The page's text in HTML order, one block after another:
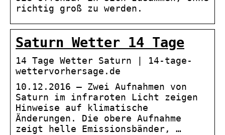
richtig groß zu werden.
Saturn Wetter 14 Tage
14 Tage Wetter Saturn | 14-tage-
wettervorhersage.de
10.12.2016 — Zwei Aufnahmen von
Saturn im infraroten Licht zeigen
Hinweise auf klimatische
Änderungen. Die obere Aufnahme
zeigt helle Emissionsbänder, …